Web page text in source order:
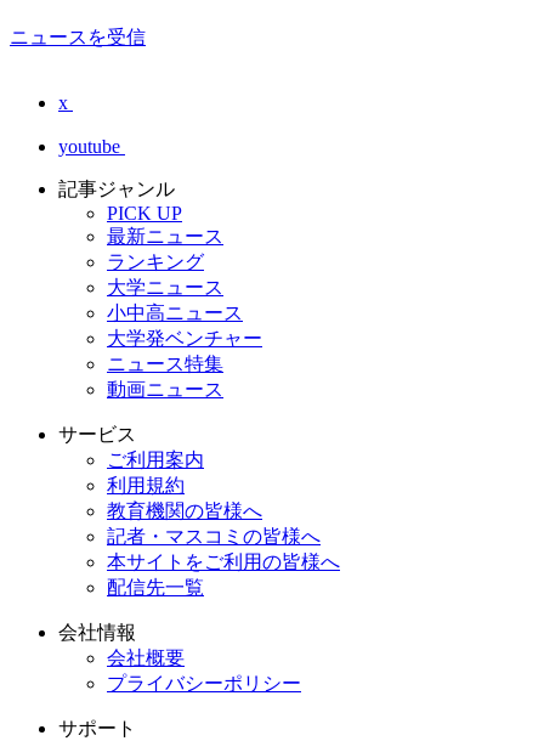
ニュースを受信
x
youtube
記事ジャンル
PICK UP
最新ニュース
ランキング
大学ニュース
小中高ニュース
大学発ベンチャー
ニュース特集
動画ニュース
サービス
ご利用案内
利用規約
教育機関の皆様へ
記者・マスコミの皆様へ
本サイトをご利用の皆様へ
配信先一覧
会社情報
会社概要
プライバシーポリシー
サポート